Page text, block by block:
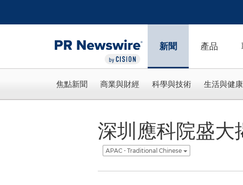
新聞 產品
焦點新聞 商業與財經 科學與技術 生活與健康
深圳應科院盛大
APAC - Traditional Chinese